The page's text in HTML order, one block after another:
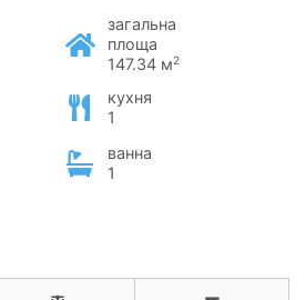
загальна
площа
147.34 м2
кухня
1
ванна
1